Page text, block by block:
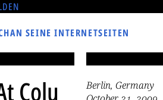
SEINE INTERNETSEITEN
Colu
Berlin, Germany